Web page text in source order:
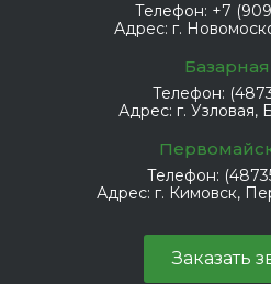
Телефон: +7
Адрес: г.
Телефон:
Адрес: г. Узловая,
Телефон:
Адрес: г. Кимовск,
Заказать